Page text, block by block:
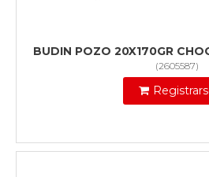
BUDIN POZO 20X170GR
(2605587)